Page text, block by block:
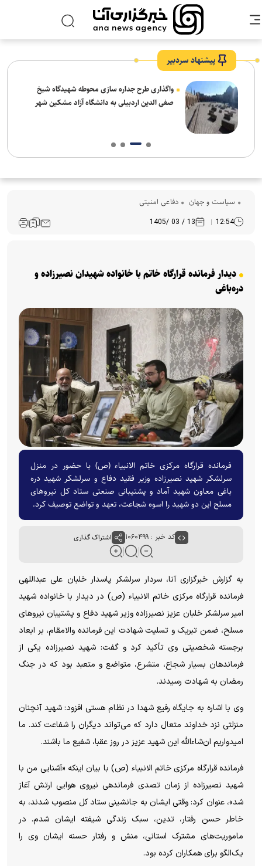
پیشنهاد سردبیر
واگذاری طرح جداره سازی محوطه شهیدگاه شیخ
صفی الدین اردبیلی به دانشگاه آزاد مشکین شهر
سیاست و جهان دفاعی امنیتی
12:54
13 / 03 /1405
دیدار فرمانده قرارگاه خاتم با خانواده شهیدان نصیرزاده و
دره‌باغی
فرمانده قرارگاه مرکزی خاتم الانبیاء (ص) با حضور در منزل
سرلشکر شهید نصیرزاده وزیر فقید دفاع و سرلشکر شهید دره
باغی معاون شهید آماد و پشتیبانی صنعتی ستاد کل نیروهای
مسلح این دو شهید را اسوه شجاعت، تعهد و تواضع توصیف کرد.
کد خبر : ۱۰۶۰۴۹۹ اشتراک گذاری
به گزارش خبرگزاری آنا، سردار سرلشکر پاسدار خلبان علی عبداللهی
فرمانده قرارگاه مرکزی خاتم الانبیاء (ص) در دیدار با خانواده شهید
امیر سرلشکر خلبان عزیز نصیرزاده وزیر شهید دفاع و پشتیبان نیرو‌های
مسلح، ضمن تبریک و تسلیت شهادت این فرمانده والامقام، بر ابعاد
برجسته شخصیتی وی تأکید کرد و گفت: شهید نصیرزاده یکی از
فرماندهان بسیار شجاع، متشرع، متواضع و متعبد بود که در جنگ
رمضان به شهادت رسیدند.
وی با اشاره به جایگاه رفیع شهدا در نظام هستی افزود: شهید آنچنان
منزلتی نزد خداوند متعال دارد که می‌تواند دیگران را شفاعت کند. ما
امیدواریم ان‌شاءالله این شهید عزیز در روز عقبا، شفیع ما باشند.
فرمانده قرارگاه مرکزی خاتم الانبیاء (ص) با بیان اینکه «آشنایی من با
شهید نصیرزاده از زمان تصدی فرماندهی نیروی هوایی ارتش آغاز
شد»، عنوان کرد: وقتی ایشان به جانشینی ستاد کل منصوب شدند، به
خاطر حسن رفتار، تدین، سبک زندگی شیفته ایشان شدم. در
ماموریت‌های مشترک استانی، منش و رفتار حسنه ایشان وی را
یک‌الگو برای همکاران کرده بود.